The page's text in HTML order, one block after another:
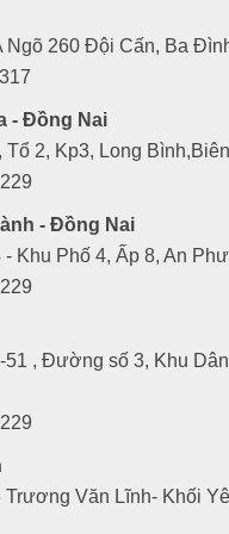
Ngõ 260 Đội Cấn, Ba
- Đồng Nai
Tổ 2, Kp3, Long
- Đồng Nai
- Khu Phố 4, Ấp 8, An
51 , Đường số 3, Khu
Trương Văn Lĩnh- Khối